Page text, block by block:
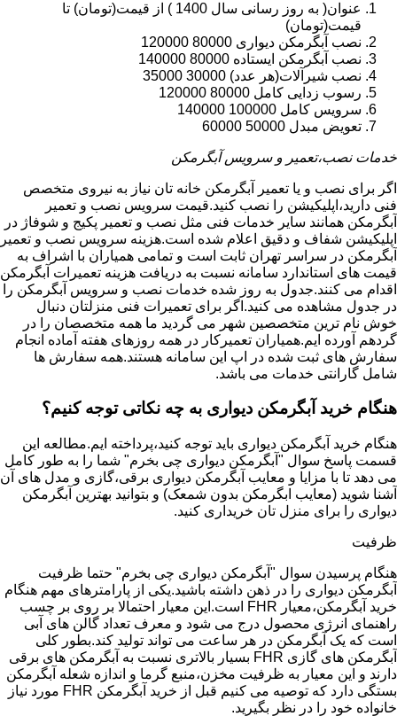
عنوان( به روز رسانی سال 1400 ) از قیمت(تومان) تا
قیمت(تومان)
نصب آبگرمکن دیواری 80000 120000
نصب آبگرمکن ایستاده 80000 140000
نصب شیرآلات(هر عدد) 30000 35000
رسوب زدایی کامل 80000 120000
سرویس کامل 100000 140000
تعویض مبدل 50000 60000
خدمات نصب،تعمیر و سرویس آبگرمکن
اگر برای نصب و یا تعمیر آبگرمکن خانه تان نیاز به نیروی متخصص
فنی دارید،اپلیکیشن را نصب کنید.قیمت سرویس نصب و تعمیر
آبگرمکن همانند سایر خدمات فنی مثل نصب و تعمیر پکیج و شوفاژ در
اپلیکیشن شفاف و دقیق اعلام شده است.هزینه سرویس نصب و تعمیر
آبگرمکن در سراسر تهران ثابت است و تمامی همیاران با اشراف به
قیمت های استاندارد سامانه نسبت به دریافت هزینه تعمیرات آبگرمکن
اقدام می کنند.جدول به روز شده خدمات نصب و سرویس آبگرمکن را
در جدول مشاهده می کنید.اگر برای تعمیرات فنی منزلتان دنبال
خوش نام ترین متخصصین شهر می گردید ما همه متخصصان را در
گردهم آورده ایم.همیاران تعمیرکار در همه روزهای هفته آماده انجام
سفارش های ثبت شده در اپ این سامانه هستند.همه سفارش ها
شامل گارانتی خدمات می باشد.
هنگام خرید آبگرمکن دیواری به چه نکاتی توجه کنیم؟
هنگام خرید آبگرمکن دیواری باید توجه کنید،پرداخته ایم.مطالعه این
قسمت پاسخ سوال "آبگرمکن دیواری چی بخرم" شما را به طور کامل
می دهد تا با مزایا و معایب آبگرمکن دیواری برقی،گازی و مدل های آن
آشنا شوید (معایب ابگرمکن بدون شمعک) و بتوانید بهترین آبگرمکن
دیواری را برای منزل تان خریداری کنید.
ظرفیت
هنگام پرسیدن سوال "آبگرمکن دیواری چی بخرم" حتما ظرفیت
آبگرمکن دیواری را در ذهن داشته باشید.یکی از پارامترهای مهم هنگام
خرید آبگرمکن،معیار FHR است.این معیار احتمالا بر روی بر چسب
راهنمای انرژی محصول درج می شود و معرف تعداد گالن های آبی
است که یک آبگرمکن در هر ساعت می تواند تولید کند.بطور کلی
آبگرمکن های گازی FHR بسیار بالاتری نسبت به آبگرمکن های برقی
دارند و این معیار به ظرفیت مخزن،منبع گرما و اندازه شعله آبگرمکن
بستگی دارد که توصیه می کنیم قبل از خرید آبگرمکن FHR مورد نیاز
خانواده خود را در نظر بگیرید.